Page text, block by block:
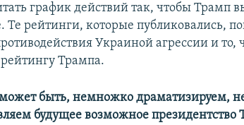
график действий так, чтобы Трамп
Те рейтинги, которые публиковались,
Украиной агрессии и то,
рейтингу Трампа.
может быть, немножко драматизируем,
будущее возможное президентство